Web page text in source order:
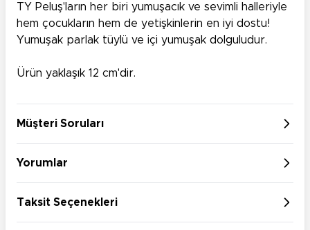
TY Peluş'ların her biri yumuşacık ve sevimli halleriyle
hem çocukların hem de yetişkinlerin en iyi dostu!
Yumuşak parlak tüylü ve içi yumuşak dolguludur.
Ürün yaklaşık 12 cm'dir.
Müşteri Soruları
Yorumlar
Taksit Seçenekleri